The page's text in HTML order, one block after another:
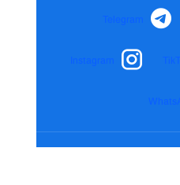
Telegram
Instagram